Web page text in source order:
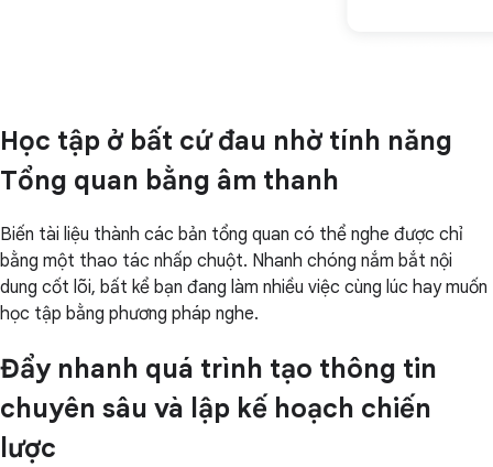
Học tập ở bất cứ đau nhờ tính năng
Tổng quan bằng âm thanh
Biến tài liệu thành các bản tổng quan có thể nghe được chỉ
bằng một thao tác nhấp chuột. Nhanh chóng nắm bắt nội
dung cốt lõi, bất kể bạn đang làm nhiều việc cùng lúc hay muốn
học tập bằng phương pháp nghe.
Đẩy nhanh quá trình tạo thông tin
chuyên sâu và lập kế hoạch chiến
lược